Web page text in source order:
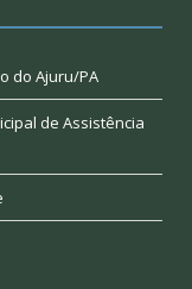
do Ajuru/PA
de Assistência